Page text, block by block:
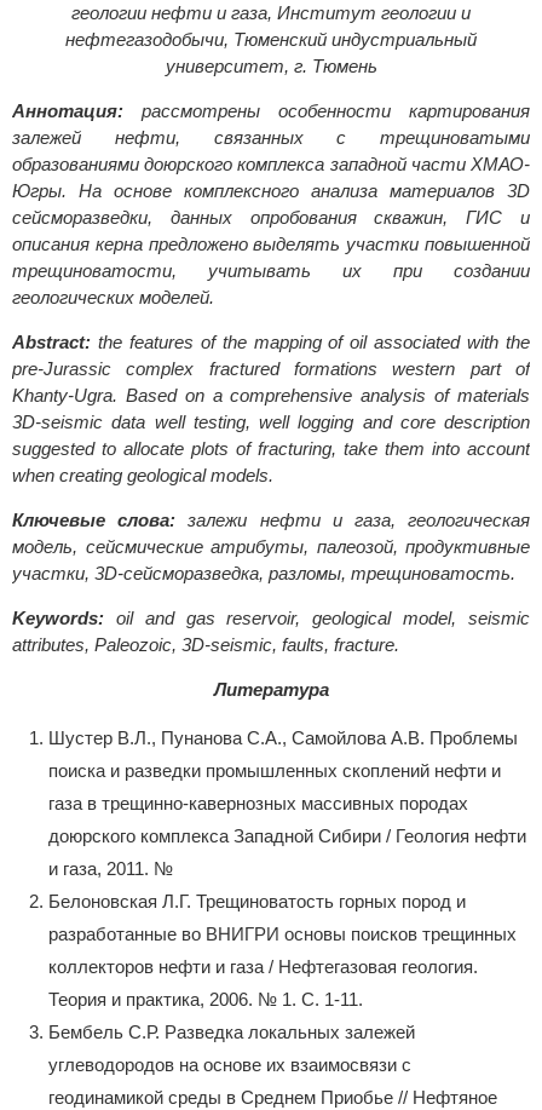
геологии нефти и газа, Институт геологии и
нефтегазодобычи, Тюменский индустриальный
университет, г. Тюмень
Аннотация: рассмотрены особенности картирования
залежей нефти, связанных с трещиноватыми
образованиями доюрского комплекса западной части ХМАО-
Югры. На основе комплексного анализа материалов 3D
сейсморазведки, данных опробования скважин, ГИС и
описания керна предложено выделять участки повышенной
трещиноватости, учитывать их при создании
геологических моделей.
Abstract: the features of the mapping of oil associated with the
pre-Jurassic complex fractured formations western part of
Khanty-Ugra. Based on a comprehensive analysis of materials
3D-seismic data well testing, well logging and core description
suggested to allocate plots of fracturing, take them into account
when creating geological models.
Ключевые слова: залежи нефти и газа, геологическая
модель, сейсмические атрибуты, палеозой, продуктивные
участки, 3D-сейсморазведка, разломы, трещиноватость.
Keywords: oil and gas reservoir, geological model, seismic
attributes, Paleozoic, 3D-seismic, faults, fracture.
Литература
Шустер В.Л., Пунанова С.А., Самойлова А.В. Проблемы
поиска и разведки промышленных скоплений нефти и
газа в трещинно-кавернозных массивных породах
доюрского комплекса Западной Сибири / Геология нефти
и газа, 2011. №
Белоновская Л.Г. Трещиноватость горных пород и
разработанные во ВНИГРИ основы поисков трещинных
коллекторов нефти и газа / Нефтегазовая геология.
Теория и практика, 2006. № 1. С. 1-11.
Бембель С.Р. Разведка локальных залежей
углеводородов на основе их взаимосвязи с
геодинамикой среды в Среднем Приобье // Нефтяное